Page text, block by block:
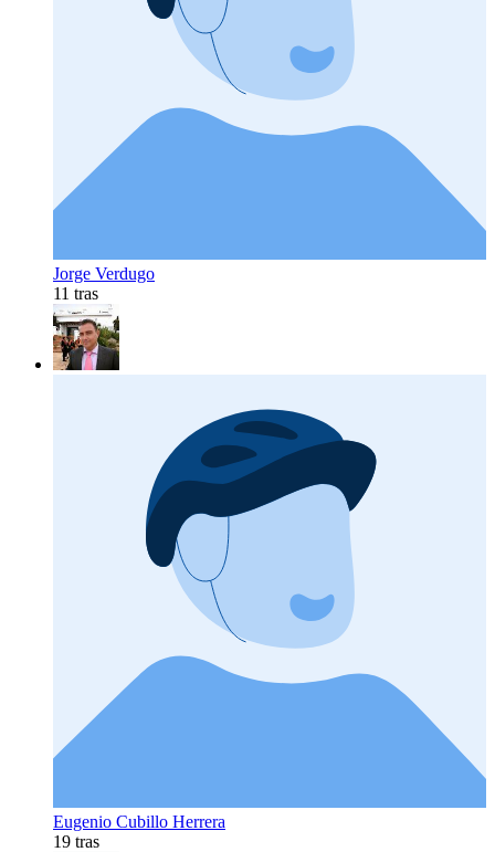
Jorge Verdugo
11 tras
Eugenio Cubillo Herrera
19 tras